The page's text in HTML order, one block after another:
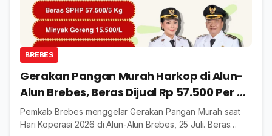
BREBES
Gerakan Pangan Murah Harkop di Alun-
Alun Brebes, Beras Dijual Rp 57.500 Per 5
Kg
Pemkab Brebes menggelar Gerakan Pangan Murah saat
Hari Koperasi 2026 di Alun-Alun Brebes, 25 Juli. Beras